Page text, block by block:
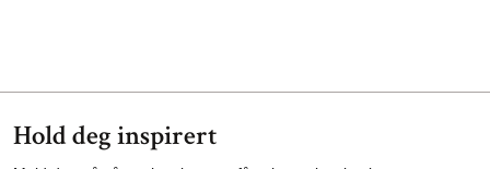
Hold deg inspirert